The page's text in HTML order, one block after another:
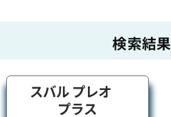
検索結果
スバル プレオ
プラス